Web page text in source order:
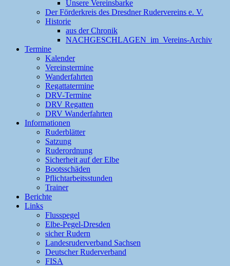
Unsere Vereinsbarke
Der Förderkreis des Dresdner Rudervereins e. V.
Historie
aus der Chronik
NACHGESCHLAGEN im Vereins-Archiv
Termine
Kalender
Vereinstermine
Wanderfahrten
Regattatermine
DRV-Termine
DRV Regatten
DRV Wanderfahrten
Informationen
Ruderblätter
Satzung
Ruderordnung
Sicherheit auf der Elbe
Bootsschäden
Pflichtarbeitsstunden
Trainer
Berichte
Links
Flusspegel
Elbe-Pegel-Dresden
sicher Rudern
Landesruderverband Sachsen
Deutscher Ruderverband
FISA